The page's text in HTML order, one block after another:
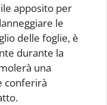
apposito per
le
delle foglie, è
durante la
una
conferirà